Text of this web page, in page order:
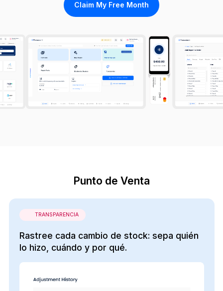
Claim My Free Month
Punto de Venta
TRANSPARENCIA
Rastree cada cambio de stock: sepa quién
lo hizo, cuándo y por qué.